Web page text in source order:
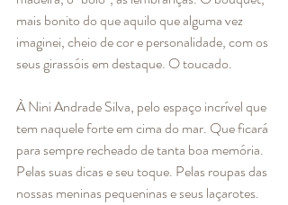
mais bonito do que aquilo que alguma vez
imaginei, cheio de cor e personalidade, com os
seus girassóis em destaque. O toucado.
À Nini Andrade Silva, pelo espaço incrível que
tem naquele forte em cima do mar. Que ficará
para sempre recheado de tanta boa memória.
Pelas suas dicas e seu toque. Pelas roupas das
nossas meninas pequeninas e seus laçarotes.